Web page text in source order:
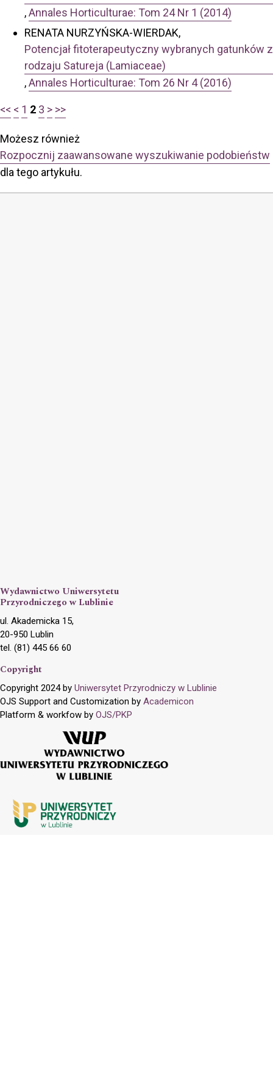
,Annales Horticulturae: Tom 24 Nr 1 (2014)
RENATA NURZYŃSKA-WIERDAK,
Potencjał fitoterapeutyczny wybranych gatunków z
rodzaju Satureja (Lamiaceae)
,Annales Horticulturae: Tom 26 Nr 4 (2016)
<< < 1 2 3 > >>
Możesz również
Rozpocznij zaawansowane wyszukiwanie podobieństw
dla tego artykułu.
Wydawnictwo Uniwersytetu
Przyrodniczego w Lublinie
ul. Akademicka 15,
20-950 Lublin
tel. (81) 445 66 60
Copyright
Copyright 2024 by Uniwersytet Przyrodniczy w Lublinie
OJS Support and Customization by Academicon
Platform & workfow by OJS/PKP